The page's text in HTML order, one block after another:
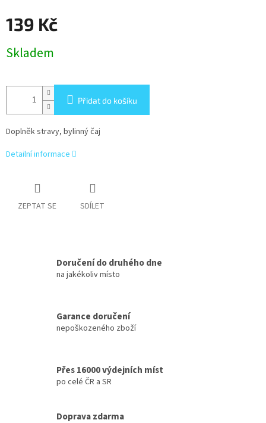
139 Kč
cena:
Skladem
Přidat do košíku
Doplněk stravy, bylinný čaj
Detailní informace
ZEPTAT SE SDÍLET
Doručení do druhého dne
na jakékoliv místo
Garance doručení
nepoškozeného zboží
Přes 16000 výdejních míst
po celé ČR a SR
Doprava zdarma